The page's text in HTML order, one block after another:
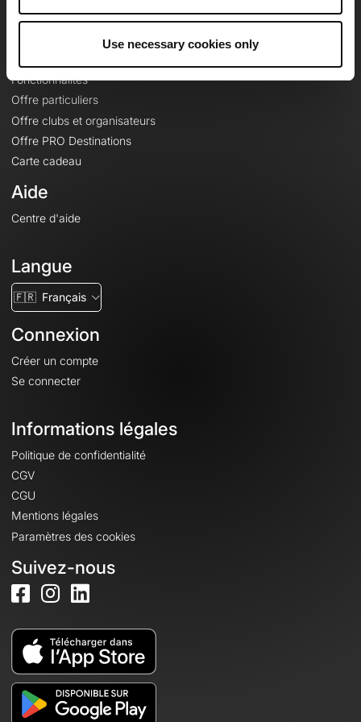
Use necessary cookies only
Fonctionnalités
Offre particuliers
Offre clubs et organisateurs
Offre PRO Destinations
Carte cadeau
Aide
Centre d'aide
Langue
🇫🇷 Français
Connexion
Créer un compte
Se connecter
Informations légales
Politique de confidentialité
CGV
CGU
Mentions légales
Paramètres des cookies
Suivez-nous